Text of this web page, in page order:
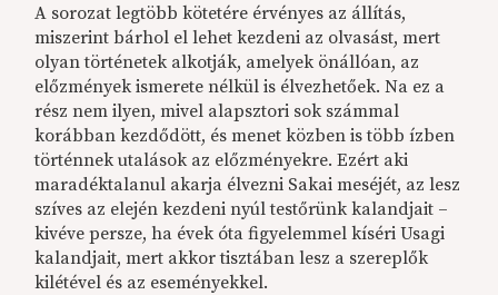
A sorozat legtöbb kötetére érvényes az állítás,
miszerint bárhol el lehet kezdeni az olvasást, mert
olyan történetek alkotják, amelyek önállóan, az
előzmények ismerete nélkül is élvezhetőek. Na ez a
rész nem ilyen, mivel alapsztori sok számmal
korábban kezdődött, és menet közben is több ízben
történnek utalások az előzményekre. Ezért aki
maradéktalanul akarja élvezni Sakai meséjét, az lesz
szíves az elején kezdeni nyúl testőrünk kalandjait –
kivéve persze, ha évek óta figyelemmel kíséri Usagi
kalandjait, mert akkor tisztában lesz a szereplők
kilétével és az eseményekkel.